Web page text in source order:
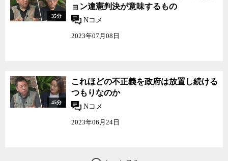
35分
ョン違憲判決が意味するもの
Nコメ
2023年07月08日
45分
これほどの不正義を政府は放置し続ける
つもりなのか
Nコメ
2023年06月24日